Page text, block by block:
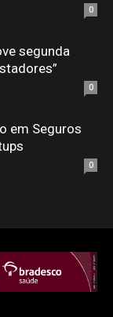
0
segunda
0
em Seguros
0